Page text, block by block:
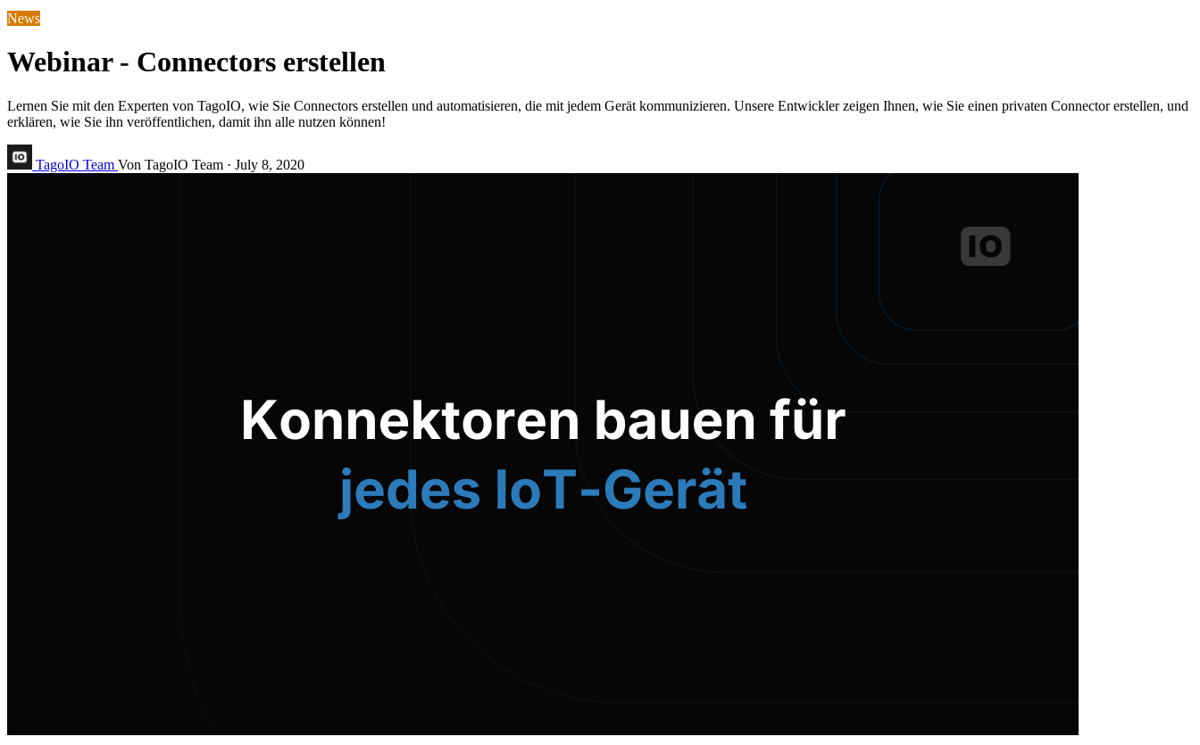
News
Webinar - Connectors erstellen
Lernen Sie mit den Experten von TagoIO, wie Sie Connectors erstellen und automatisieren, die mit jedem Gerät kommunizieren. Unsere Entwickler zeigen Ihnen, wie Sie einen privaten Connector erstellen, und
erklären, wie Sie ihn veröffentlichen, damit ihn alle nutzen können!
TagoIO Team Von TagoIO Team · July 8, 2020